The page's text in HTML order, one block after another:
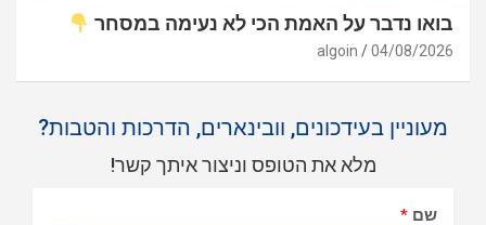
בואו נדבר על האמת הכי לא נעימה במסחר
04/08/2026
algoin
מעוניין בעידכונים, וובינארים, הדרכות והטבות?
מלא את הטופס וניצור איתך קשר!
שם *